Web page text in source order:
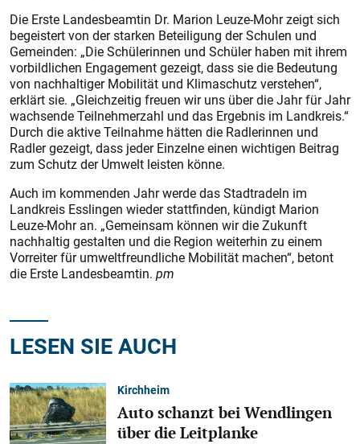
Die Erste Landesbeamtin Dr. Marion Leuze-Mohr zeigt sich
begeistert von der starken Beteiligung der Schulen und
Gemeinden: „Die Schülerinnen und Schüler haben mit ihrem
vorbildlichen Engagement gezeigt, dass sie die Bedeutung
von nachhaltiger Mobilität und Klimaschutz verstehen“,
erklärt sie. „Gleichzeitig freuen wir uns über die Jahr für Jahr
wachsende Teilnehmerzahl und das Ergebnis im Landkreis.“
Durch die aktive Teilnahme hätten die Radlerinnen und
Radler gezeigt, dass jeder Einzelne einen wichtigen Beitrag
zum Schutz der Umwelt leisten könne.
Auch im kommenden Jahr werde das Stadtradeln im
Landkreis Esslingen wieder stattfinden, kündigt Marion
Leuze-Mohr an. „Gemeinsam können wir die Zukunft
nachhaltig gestalten und die Region weiterhin zu einem
Vorreiter für umweltfreundliche Mobilität machen“, betont
die Erste Landesbeamtin. pm
LESEN SIE AUCH
Kirchheim
Auto schanzt bei Wendlingen
über die Leitplanke